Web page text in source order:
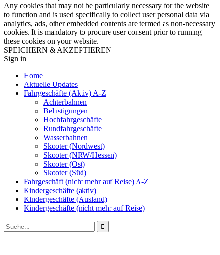
Any cookies that may not be particularly necessary for the website
to function and is used specifically to collect user personal data via
analytics, ads, other embedded contents are termed as non-necessary
cookies. It is mandatory to procure user consent prior to running
these cookies on your website.
SPEICHERN & AKZEPTIEREN
Sign in
Home
Aktuelle Updates
Fahrgeschäfte (Aktiv) A-Z
Achterbahnen
Belustigungen
Hochfahrgeschäfte
Rundfahrgeschäfte
Wasserbahnen
Skooter (Nordwest)
Skooter (NRW/Hessen)
Skooter (Ost)
Skooter (Süd)
Fahrgeschäft (nicht mehr auf Reise) A-Z
Kindergeschäfte (aktiv)
Kindergeschäfte (Ausland)
Kindergeschäfte (nicht mehr auf Reise)